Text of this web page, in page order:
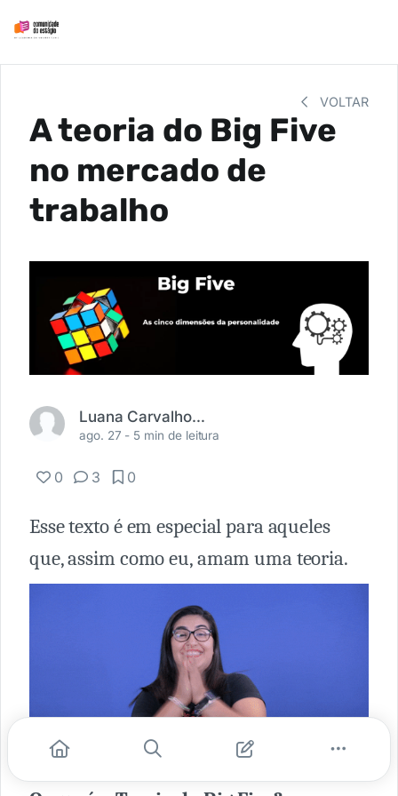
VOLTAR
A teoria do Big Five
no mercado de
trabalho
Luana Carvalho de Lemos
ago. 27 - 5 min de leitura
0 3 0
Esse texto é em especial para aqueles
que, assim como eu, amam uma teoria.